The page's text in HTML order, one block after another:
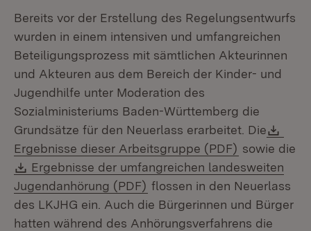
Bereits vor der Erstellung des Regelungsentwurfs
wurden in einem intensiven und umfangreichen
Beteiligungsprozess mit sämtlichen Akteurinnen
und Akteuren aus dem Bereich der Kinder- und
Jugendhilfe unter Moderation des
Sozialministeriums Baden-Württemberg die
Grundsätze für den Neuerlass erarbeitet. Die
Ergebnisse dieser Arbeitsgruppe (PDF) (Öffnet in
sowie die
Download:
Ergebnisse der umfangreichen landesweiten
Jugendanhörung (PDF) (Öffnet in neuem Fenster)
flossen in den Neuerlass
des LKJHG ein. Auch die Bürgerinnen und Bürger
hatten während des Anhörungsverfahrens die